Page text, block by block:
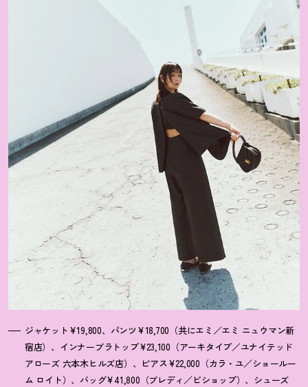
ジャケット¥19,800、パンツ¥18,700（共にエミ／エミ ニュウマン新
宿店）、インナーブラトップ¥23,100（アーキタイプ／ユナイテッド
アローズ 六本木ヒルズ店）、ピアス¥22,000（カラ・ユ／ショールー
ム ロイト）、バッグ¥41,800（ブレディ／ビショップ）、シューズ